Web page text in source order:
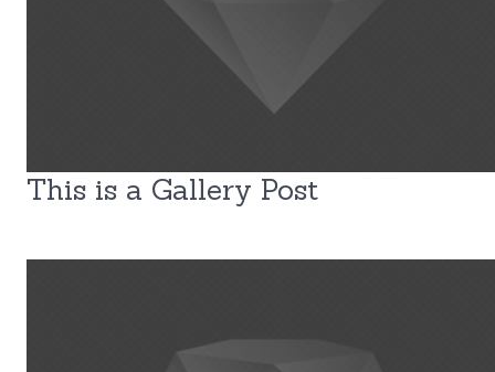
This is a Gallery Post